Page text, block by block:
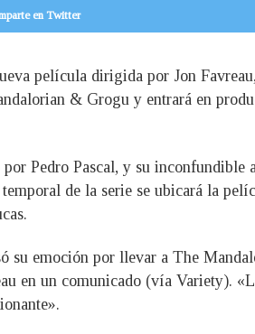
en Twitter
película dirigida por Jon
& Grogu y entrará en
Pedro Pascal, y su inconfundible
de la serie se ubicará la
su emoción por llevar a The
en un comunicado (vía Variety).